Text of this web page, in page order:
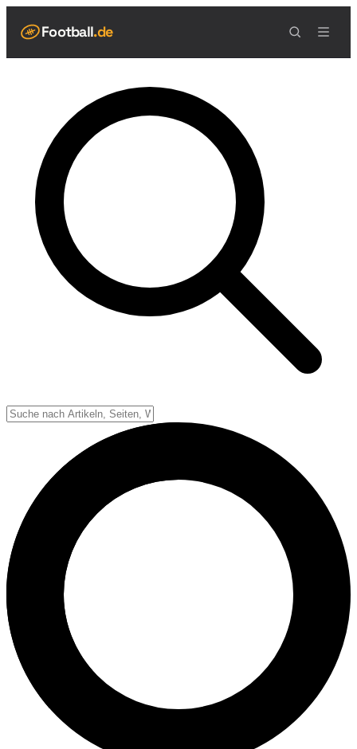
Football.de
Live Scores
Spielplan
Teams
Tabelle
Football Regeln
Punkte & Scoring
Strafen & Fouls
Schiedsrichter
Football Lexikon